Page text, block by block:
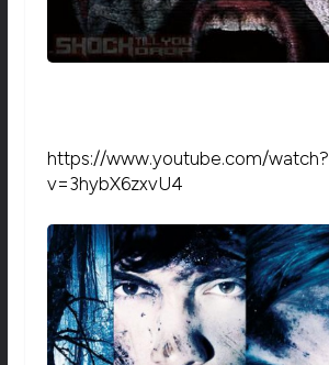
https://www.youtube.com/watch?
v=3hybX6zxvU4